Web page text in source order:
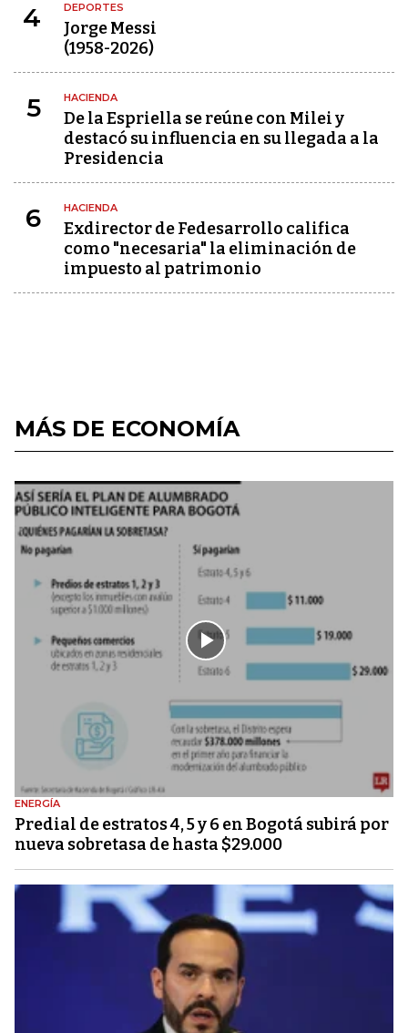
4 DEPORTES
Jorge Messi
(1958-2026)
5 HACIENDA
De la Espriella se reúne con Milei y
destacó su influencia en su llegada a la
Presidencia
6 HACIENDA
Exdirector de Fedesarrollo califica
como "necesaria" la eliminación de
impuesto al patrimonio
MÁS DE ECONOMÍA
ENERGÍA
Predial de estratos 4, 5 y 6 en Bogotá subirá por
nueva sobretasa de hasta $29.000